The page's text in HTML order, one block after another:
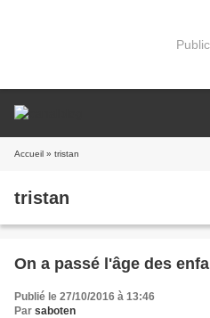
Accueil » tristan
tristan
On a passé l'âge des
Publié le 27/10/2016 à 13:46
Par saboten